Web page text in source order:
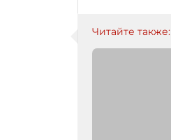
Читайте также: